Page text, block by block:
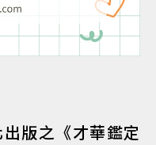
版之《才華鑑定